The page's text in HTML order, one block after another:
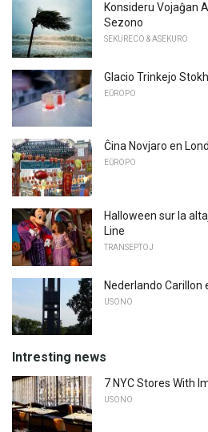
Konsideru Vojaĝan
Sezono
SEKURECO & ASEKURO
Glacio Trinkejo
EŬROPO
Ĉina Novjaro en
EŬROPO
Halloween sur la
Line
TRANSEPTOJ
Nederlando Carillon
USONO
Intresting news
7 NYC Stores With
USONO